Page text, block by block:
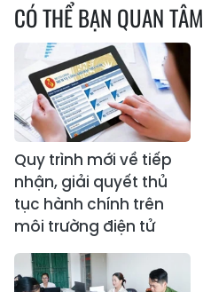
CÓ THỂ BẠN QUAN TÂM
Quy trình mới về tiếp
nhận, giải quyết thủ
tục hành chính trên
môi trường điện tử